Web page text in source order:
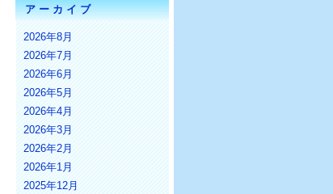
アーカイブ
2026年8月
2026年7月
2026年6月
2026年5月
2026年4月
2026年3月
2026年2月
2026年1月
2025年12月